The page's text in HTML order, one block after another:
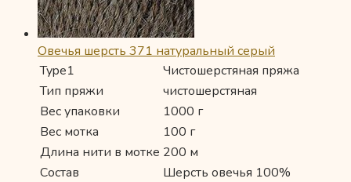
Овечья шерсть 371 натуральный серый
Type1
Чистошерстяная пряжа
Тип пряжи
чистошерстяная
Вес упаковки
1000 г
Вес мотка
100 г
Длина нити в мотке 200 м
Состав
Шерсть овечья 100%